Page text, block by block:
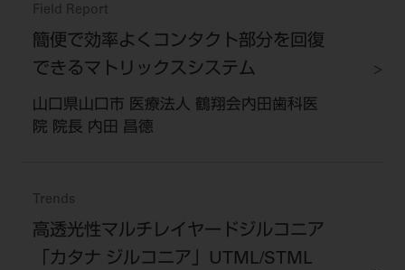
Field Report
簡便で効率よくコンタクト部分を回復
できるマトリックスシステム
山口県山口市 医療法人 鶴翔会内田歯科医
院 院長 内田 昌德
Trends
高透光性マルチレイヤードジルコニア
「カタナ ジルコニア」UTML/STML